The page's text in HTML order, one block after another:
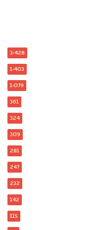
3٬428
1٬403
1٬079
361
324
309
281
247
232
142
115